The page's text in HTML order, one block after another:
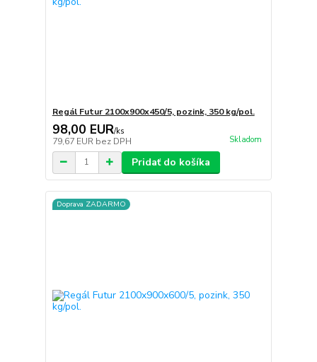
Regál Futur 2100x900x450/5, pozink, 350 kg/pol.
98,00 EUR/ks
79,67 EUR bez DPH Skladom
Pridať do košíka
Doprava ZADARMO